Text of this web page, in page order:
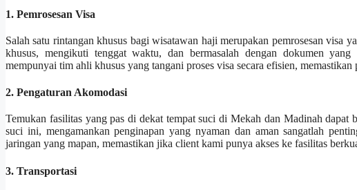
1. Pemrosesan Visa
Salah satu rintangan khusus bagi wisatawan haji merupakan pemrosesan visa
khusus, mengikuti tenggat waktu, dan bermasalah dengan dokumen
mempunyai tim ahli khusus yang tangani proses visa secara efisien,
2. Pengaturan Akomodasi
Temukan fasilitas yang pas di dekat tempat suci di Mekah dan Madinah dapat
suci ini, mengamankan penginapan yang nyaman dan aman sangatlah
jaringan yang mapan, memastikan jika client kami punya akses ke fasilitas
3. Transportasi